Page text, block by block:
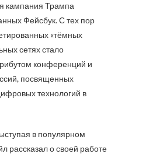
кампания Трампа
Фейсбук. С тех пор
«тёмных
сетях стало
конференций и
посвященных
технологий в
в популярном
рассказал о своей работе